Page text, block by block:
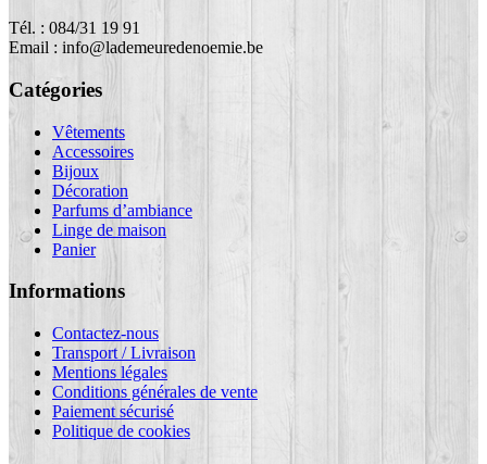
Tél. : 084/31 19 91
Email : info@lademeuredenoemie.be
Catégories
Vêtements
Accessoires
Bijoux
Décoration
Parfums d’ambiance
Linge de maison
Panier
Informations
Contactez-nous
Transport / Livraison
Mentions légales
Conditions générales de vente
Paiement sécurisé
Politique de cookies